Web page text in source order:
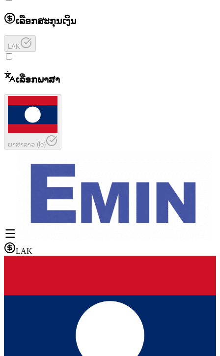
ເລືອກສະກຸນເງິນ
LAK
ເລືອກພາສາ
ພາສາລາວ (lo)
LAK